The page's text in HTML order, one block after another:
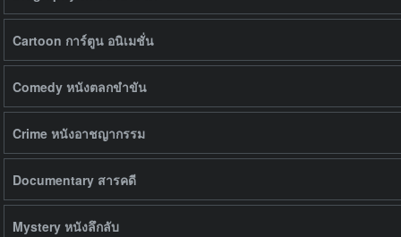
Cartoon การ์ตูน อนิเมชั่น
Comedy หนังตลกขำขัน
Crime หนังอาชญากรรม
Documentary สารคดี
Mystery หนังลึกลับ